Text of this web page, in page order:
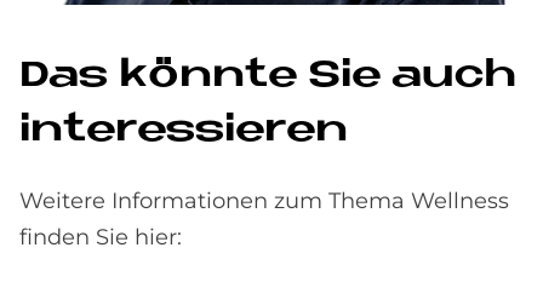
Das könnte Sie auch
interessieren
Weitere Informationen zum Thema Wellness
finden Sie hier: